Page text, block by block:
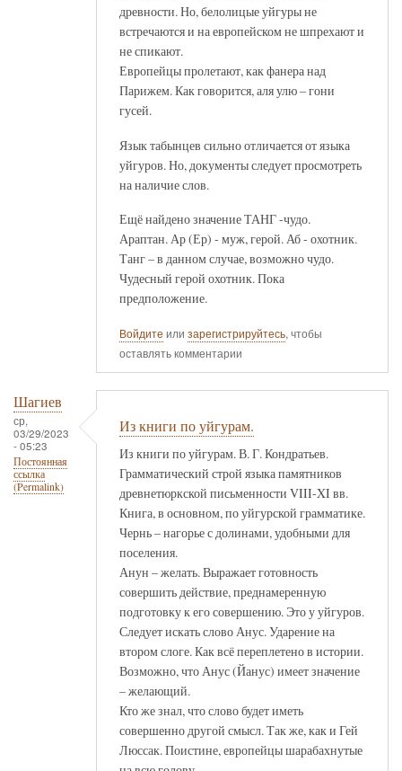
древности. Но, белолицые уйгуры не
встречаются и на европейском не шпрехают и
не спикают.
Европейцы пролетают, как фанера над
Парижем. Как говорится, аля улю – гони
гусей.
Язык табынцев сильно отличается от языка
уйгуров. Но, документы следует просмотреть
на наличие слов.
Ещё найдено значение ТАНГ -чудо.
Араптан. Ар (Ер) - муж, герой. Аб - охотник.
Танг – в данном случае, возможно чудо.
Чудесный герой охотник. Пока
предположение.
Войдите или зарегистрируйтесь, чтобы
оставлять комментарии
Шагиев
ср,
03/29/2023
- 05:23
Постоянная
ссылка
(Permalink)
Из книги по уйгурам.
Из книги по уйгурам. В. Г. Кондратьев.
Грамматический строй языка памятников
древнетюркской письменности VIII-XI вв.
Книга, в основном, по уйгурской грамматике.
Чернь – нагорье с долинами, удобными для
поселения.
Анун – желать. Выражает готовность
совершить действие, преднамеренную
подготовку к его совершению. Это у уйгуров.
Следует искать слово Анус. Ударение на
втором слоге. Как всё переплетено в истории.
Возможно, что Анус (Йанус) имеет значение
– желающий.
Кто же знал, что слово будет иметь
совершенно другой смысл. Так же, как и Гей
Люссак. Поистине, европейцы шарабахнутые